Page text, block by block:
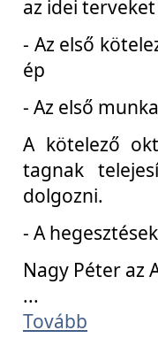
az idei
- Az első
ép
- Az első
A kötelező
tagnak
dolgozni.
- A
Nagy Péter az
...
Tovább